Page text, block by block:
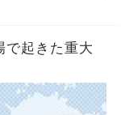
で起きた重大